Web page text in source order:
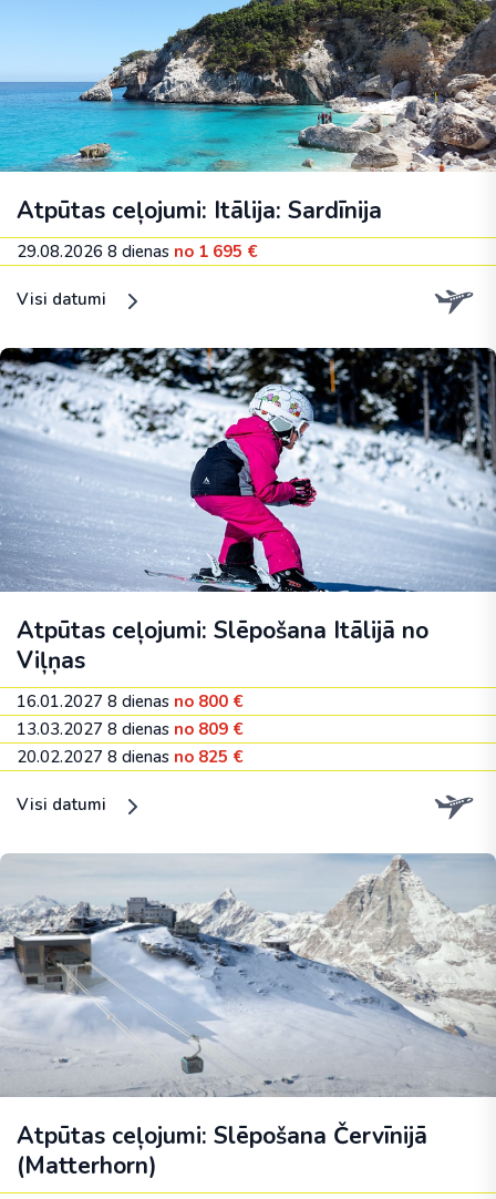
Atpūtas ceļojumi: Itālija: Sardīnija
29.08.2026 8 dienas no 1 695 €
Visi datumi
Atpūtas ceļojumi: Slēpošana Itālijā no
Viļņas
16.01.2027 8 dienas no 800 €
13.03.2027 8 dienas no 809 €
20.02.2027 8 dienas no 825 €
Visi datumi
Atpūtas ceļojumi: Slēpošana Červīnijā
(Matterhorn)